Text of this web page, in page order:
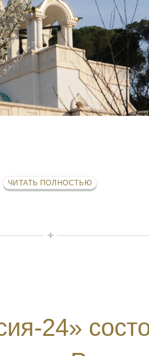
ЧИТАТЬ ПОЛНОСТЬЮ
24»